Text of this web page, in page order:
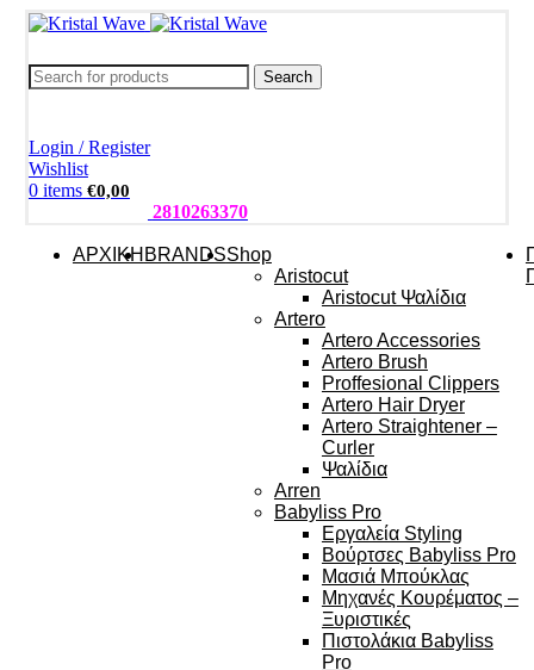
Search
Login / Register
Wishlist
0 items €0,00
2810263370
ΑΡΧΙΚΗ BRANDSShop
Aristocut
Aristocut Ψαλίδια
Artero
Artero Accessories
Artero Brush
Proffesional Clippers
Artero Hair Dryer
Artero Straightener –
Curler
Ψαλίδια
Arren
Babyliss Pro
Εργαλεία Styling
Βούρτσες Babyliss Pro
Μασιά Μπούκλας
Μηχανές Κουρέματος –
Ξυριστικές
Πιστολάκια Babyliss
Pro